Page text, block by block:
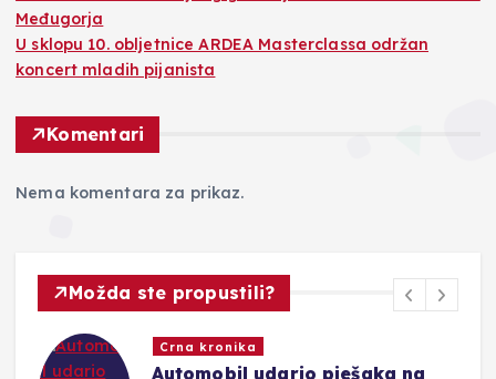
Međugorja
U sklopu 10. obljetnice ARDEA Masterclassa održan
koncert mladih pijanista
Komentari
Nema komentara za prikaz.
Možda ste propustili?
Crna kronika
Automobil udario pješaka na